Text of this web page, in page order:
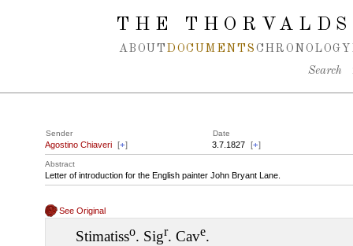
Spring navigation over
THE
ABOUT DOCUMENTS CHRONOLOGY
Search
Sender Date
Agostino Chiaveri [+] 3.7.1827 [+]
Abstract
Letter of introduction for the English painter John Bryant Lane.
See Original
Stimatisso. Sigr. Cave.